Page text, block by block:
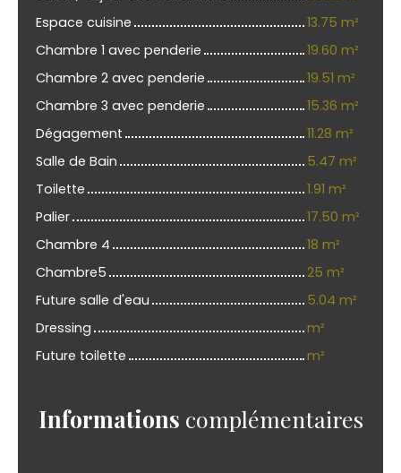
Espace cuisine
13.75 m²
Chambre 1 avec penderie
19.60 m²
Chambre 2 avec penderie
19.51 m²
Chambre 3 avec penderie
15.36 m²
Dégagement
11.28 m²
Salle de Bain
5.47 m²
Toilette
1.91 m²
Palier
17.50 m²
Chambre 4
18 m²
Chambre5
25 m²
Future salle d'eau
5.04 m²
Dressing
m²
Future toilette
m²
Informations complémentaires